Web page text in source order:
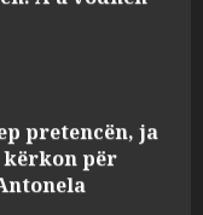
pretencën, ja
për